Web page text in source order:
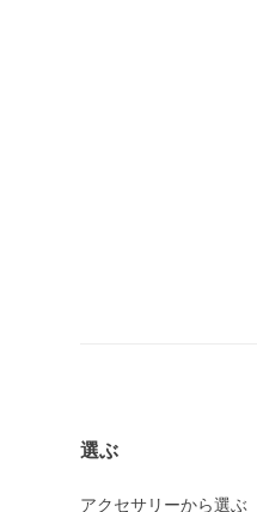
ホワイトオニキス
選ぶ
アクセサリーから選ぶ